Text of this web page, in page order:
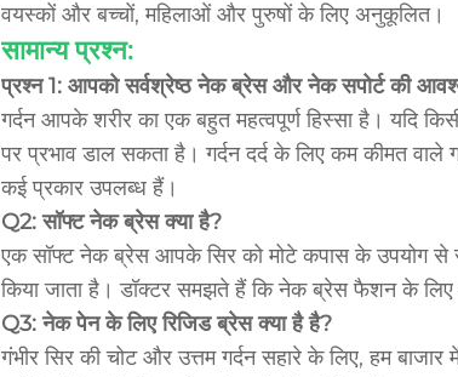
वयस्कों और बच्चों, महिलाओं और पुरुषों के लिए अनुकूलित।
सामान्य प्रश्न:
प्रश्न 1: आपको सर्वश्रेष्ठ नेक ब्रेस और नेक सपोर्ट की
गर्दन आपके शरीर का एक बहुत महत्वपूर्ण हिस्सा है। यदि
पर प्रभाव डाल सकता है। गर्दन दर्द के लिए कम कीमत
कई प्रकार उपलब्ध हैं।
Q2: सॉफ्ट नेक ब्रेस क्या है?
एक सॉफ्ट नेक ब्रेस आपके सिर को मोटे कपास के उपयोग से
किया जाता है। डॉक्टर समझते हैं कि नेक ब्रेस फैशन के लिए
Q3: नेक पेन के लिए रिजिड ब्रेस क्या हैहै?
गंभीर सिर की चोट और उत्तम गर्दन सहारे के लिए, हम